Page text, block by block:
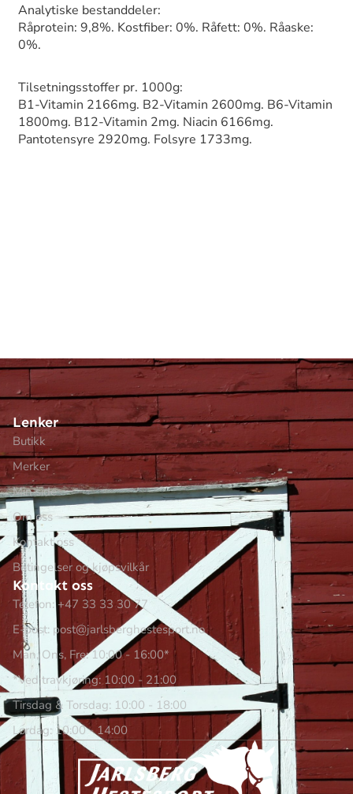
Analytiske bestanddeler:
Råprotein: 9,8%. Kostfiber: 0%. Råfett: 0%. Råaske:
0%.
Tilsetningsstoffer pr. 1000g:
B1-Vitamin 2166mg. B2-Vitamin 2600mg. B6-Vitamin
1800mg. B12-Vitamin 2mg. Niacin 6166mg.
Pantotensyre 2920mg. Folsyre 1733mg.
Lenker
Butikk
Merker
Min side
Om oss
Kontakt oss
Betingelser og kjøpsvilkår
Kontakt oss
Telefon: +47 33 33 30 77
E-post: post@jarlsberghestesport.no
Man, Ons, Fre: 10:00 - 16:00*
*Ved travkjøring: 10:00 - 21:00
Tirsdag & Torsdag: 10:00 - 18:00
Lørdag: 10:00 - 14:00